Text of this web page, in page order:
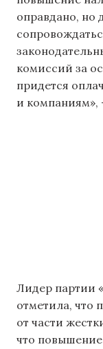
оправдано, но
комиссий за
придется
и компаниям»,
Лидер партии
отметила, что
от части
что повышение